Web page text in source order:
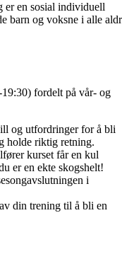
er en sosial individuell
barn og voksne i alle
fordelt på vår- og
og utfordringer for å bli
holde riktig retning.
kurset får en kul
er en ekte skogshelt!
i
din trening til å bli en